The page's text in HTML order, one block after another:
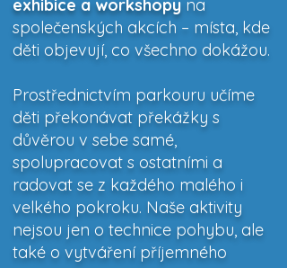
exhibice a workshopy na
společenských akcích – místa, kde
děti objevují, co všechno dokážou.
Prostřednictvím parkouru učíme
děti překonávat překážky s
důvěrou v sebe samé,
spolupracovat s ostatními a
radovat se z každého malého i
velkého pokroku. Naše aktivity
nejsou jen o technice pohybu, ale
také o vytváření příjemného